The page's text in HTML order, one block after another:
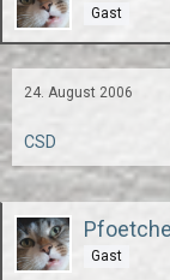
Gast
24. August 2006
CSD
Gast